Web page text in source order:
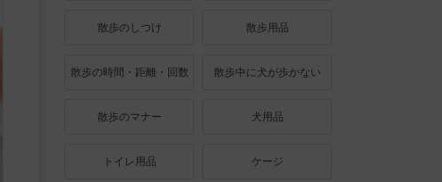
散歩のしつけ 散歩用品
散歩の時間・距離・回数 散歩中に犬が歩かない
散歩のマナー 犬用品
トイレ用品 ケージ